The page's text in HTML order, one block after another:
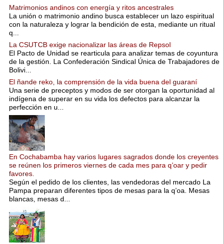
Matrimonios andinos con energía y ritos ancestrales
La unión o matrimonio andino busca establecer un lazo espiritual
con la naturaleza y lograr la bendición de esta, mediante un ritual
q...
La CSUTCB exige nacionalizar las áreas de Repsol
El Pacto de Unidad se rearticula para analizar temas de coyuntura
de la gestión. La Confederación Sindical Única de Trabajadores de
Bolivi...
El ñande reko, la comprensión de la vida buena del guaraní
Una serie de preceptos y modos de ser otorgan la oportunidad al
indígena de superar en su vida los defectos para alcanzar la
perfección en u...
En Cochabamba hay varios lugares sagrados donde los creyentes
se reúnen los primeros viernes de cada mes para q’oar y pedir
favores.
Según el pedido de los clientes, las vendedoras del mercado La
Pampa preparan diferentes tipos de mesas para la q’oa. Mesas
blancas, mesas d...